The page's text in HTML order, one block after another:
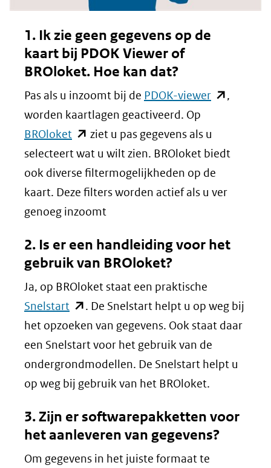
1. Ik zie geen gegevens op de
kaart bij PDOK Viewer of
BROloket. Hoe kan dat?
Pas als u inzoomt bij de PDOK-viewer(opent
nieuw
venster)
(verwijst
naar
website)
,
worden kaartlagen geactiveerd. Op
BROloket (opent
in
nieuw
venster)
(verwijst
een
andere
website)
ziet u pas gegevens als u
selecteert wat u wilt zien. BROloket biedt
ook diverse filtermogelijkheden op de
kaart. Deze filters worden actief als u ver
genoeg inzoomt
2. Is er een handleiding voor het
gebruik van BROloket?
Ja, op BROloket staat een praktische
Snelstart (opent
in
nieuw
venster)
(verwijst
een
andere
website)
. De Snelstart helpt u op weg bij
het opzoeken van gegevens. Ook staat daar
een Snelstart voor het gebruik van de
ondergrondmodellen. De Snelstart helpt u
op weg bij gebruik van het BROloket.
3. Zijn er softwarepakketten voor
het aanleveren van gegevens?
Om gegevens in het juiste formaat te